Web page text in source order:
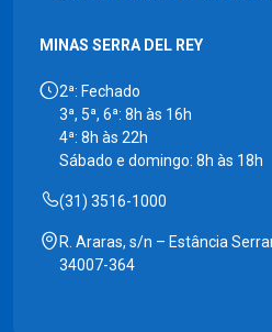
MINAS SERRA DEL REY
2ª: Fechado
3ª, 5ª, 6ª: 8h às 16h
4ª: 8h às 22h
Sábado e domingo: 8h às 18h
(31) 3516-1000
R. Araras, s/n – Estância
34007-364